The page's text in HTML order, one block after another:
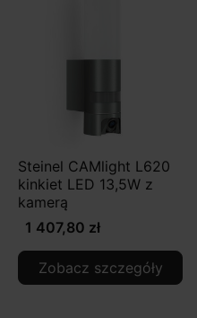
Steinel CAMlight L620
kinkiet LED 13,5W z
kamerą
1 407,80 zł
Zobacz szczegóły